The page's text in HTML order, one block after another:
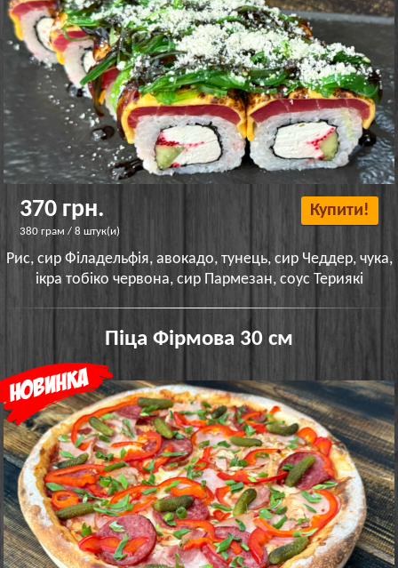
370 грн.
380 грам / 8 штук(и)
Купити!
Рис, сир Філадельфія, авокадо, тунець, сир Чеддер, чука,
ікра тобіко червона, сир Пармезан, соус Териякі
Піца Фірмова 30 см